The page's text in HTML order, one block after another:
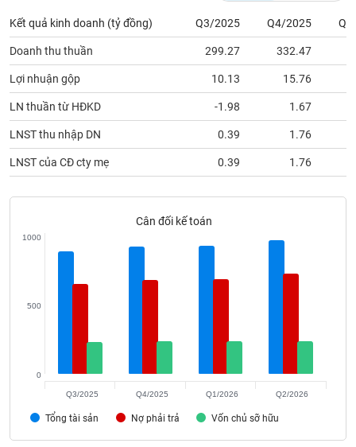
Kết quả kinh doanh (tỷ đồng) Q3/2025 Q4/2025
Doanh thu thuần 299.27 332.47
Lợi nhuận gộp 10.13 15.76
LN thuần từ HĐKD -1.98 1.67
LNST thu nhập DN 0.39 1.76
LNST của CĐ cty mẹ 0.39 1.76
Cân đối kế toán
Tổng tài sản Nợ phải trả Vốn chủ sỡ hữu
0
500
1000
Q3/2025 Q4/2025 Q1/2026 Q2/2026
Tin
(-)
Bài
viết
của
tác
giả
(-)
cáo